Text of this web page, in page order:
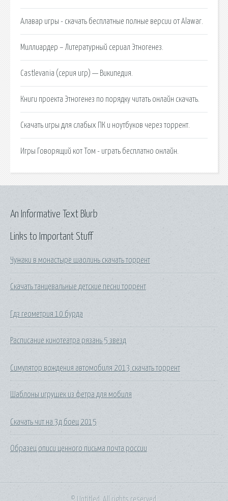
Алавар игры - скачать бесплатные полные версии от Alawar.
Миллиардер – Литературный сериал Этногенез.
Castlevania (серия игр) — Википедия.
Книги проекта Этногенез по порядку читать онлайн скачать.
Скачать игры для слабых ПК и ноутбуков через торрент.
Игры Говорящий кот Том - играть бесплатно онлайн.
Links to Important Stuff
Чужаки в монастыре шаолинь скачать торрент
Скачать танцевальные детские песни торрент
Гдз геометрия 10 бурда
Расписание кинотеатра рязань 5 звезд
Симулятор вождения автомобиля 2013 скачать торрент
Шаблоны игрушек из фетра для мобиля
Скачать чит на 3д боец 2015
Образец описи ценного письма почта россии
An Informative Text Blurb
© Untitled. All rights reserved.